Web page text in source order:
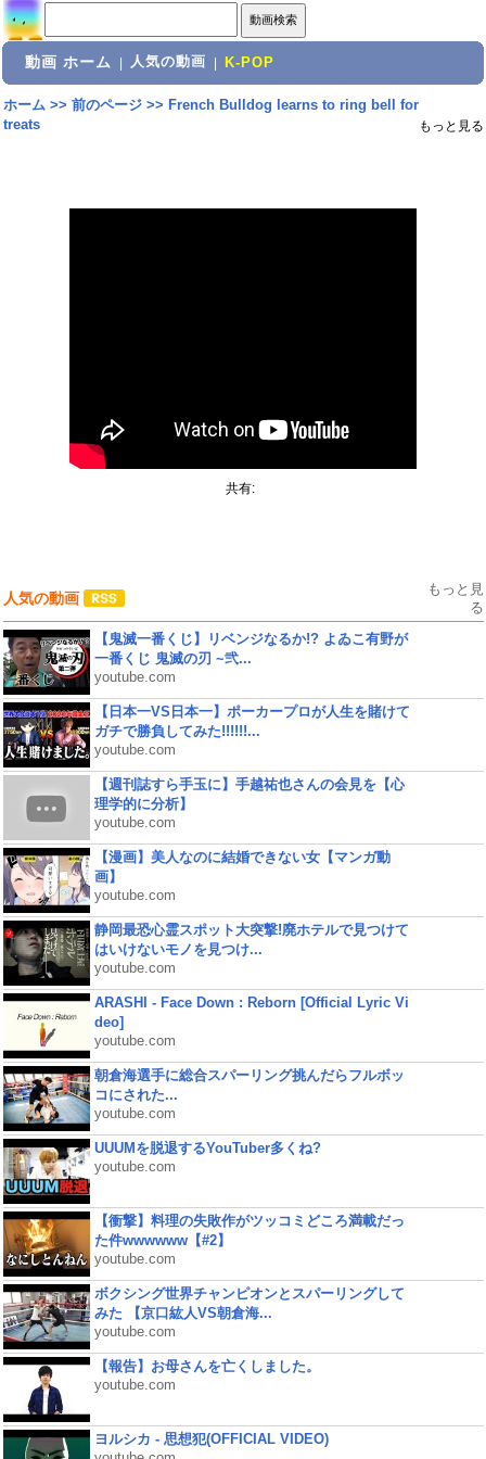
動画 ホーム 人気の動画 K-POP
ホーム>> 前のページ>> French Bulldog learns to ring bell for
treats
もっと見る
共有:
人気の動画
もっと見
る
【鬼滅一番くじ】リベンジなるか!? よゐこ有野が
一番くじ 鬼滅の刃 ~弐...
youtube.com
【日本一VS日本一】ポーカープロが人生を賭けて
ガチで勝負してみた!!!!!!...
youtube.com
【週刊誌すら手玉に】手越祐也さんの会見を【心
理学的に分析】
youtube.com
【漫画】美人なのに結婚できない女【マンガ動
画】
youtube.com
静岡最恐心霊スポット大突撃!廃ホテルで見つけて
はいけないモノを見つけ...
youtube.com
ARASHI - Face Down : Reborn [Official Lyric Vi
deo]
youtube.com
朝倉海選手に総合スパーリング挑んだらフルボッ
コにされた...
youtube.com
UUUMを脱退するYouTuber多くね?
youtube.com
【衝撃】料理の失敗作がツッコミどころ満載だっ
た件wwwwww【#2】
youtube.com
ボクシング世界チャンピオンとスパーリングして
みた 【京口紘人VS朝倉海...
youtube.com
【報告】お母さんを亡くしました。
youtube.com
ヨルシカ - 思想犯(OFFICIAL VIDEO)